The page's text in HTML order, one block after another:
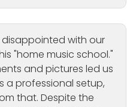
disappointed with our
"home music school."
and pictures led us
a professional setup,
that. Despite the